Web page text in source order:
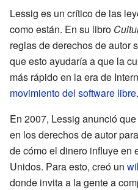
Lessig es un crítico de las
como están. En su libro
reglas de derechos de autor
que esto ayudaría a que la
más rápido en la era de
movimiento del software libre.
En 2007, Lessig anunció
en los derechos de autor
de cómo el dinero influye en
Unidos. Para esto, creó un
donde invita a la gente a